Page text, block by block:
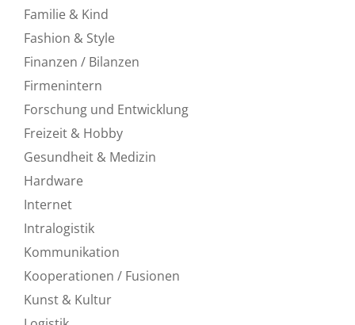
Familie & Kind
Fashion & Style
Finanzen / Bilanzen
Firmenintern
Forschung und Entwicklung
Freizeit & Hobby
Gesundheit & Medizin
Hardware
Internet
Intralogistik
Kommunikation
Kooperationen / Fusionen
Kunst & Kultur